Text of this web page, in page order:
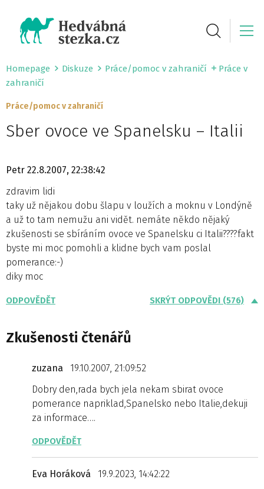
Homepage Diskuze Práce/pomoc v zahraničí
Práce v
zahraničí
Práce/pomoc v zahraničí
Sber ovoce ve Spanelsku – Italii
Petr 22.8.2007, 22:38:42
zdravim lidi
taky už nějakou dobu šlapu v loužích a moknu v Londýně
a už to tam nemužu ani vidět. nemáte někdo nějaký
zkušenosti se sbíráním ovoce ve Spanelsku ci Italii????fakt
byste mi moc pomohli a klidne bych vam poslal
pomerance:-)
diky moc
ODPOVĚDĚT SKRÝT ODPOVĚDI (576)
Zkušenosti čtenářů
zuzana
19.10.2007, 21:09:52
Dobry den,rada bych jela nekam sbirat ovoce
pomerance napriklad,Spanelsko nebo Italie,dekuji
za informace….
ODPOVĚDĚT
Eva Horáková
19.9.2023, 14:42:22